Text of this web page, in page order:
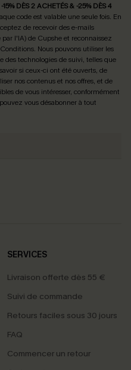
-15% DÈS 2 ACHETÉS & -25% DÈS 4
code est valable une seule fois. En
de recevoir des e-mails
l'IA) de Cupshe et reconnaissez
. Nous pouvons utiliser les
des technologies de suivi, telles que
si ceux-ci ont été ouverts, de
nos contenus et nos offres, et de
de vous intéresser, conformément
vous désabonner à tout
SERVICES
Livraison offerte dès 55 €
Suivi de commande
Retours faciles sous 30 jours
FAQ
Commencer un retour